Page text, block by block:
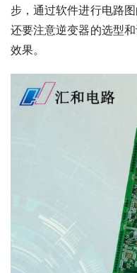
步，通过软件进行电路
还要注意逆变器的选型
效果。